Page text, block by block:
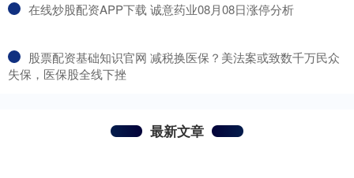
​在线炒股配资APP下载 诚意药业08月08日涨停分析
​股票配资基础知识官网 减税换医保？美法案或致数千万民众
失保，医保股全线下挫
最新文章